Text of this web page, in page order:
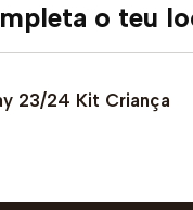
o teu
23/24 Kit Criança